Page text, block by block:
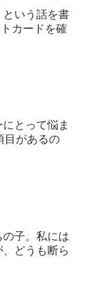
いう話を書
カードを確
とって悩ま
目があるの
子。私には
どうも断ら